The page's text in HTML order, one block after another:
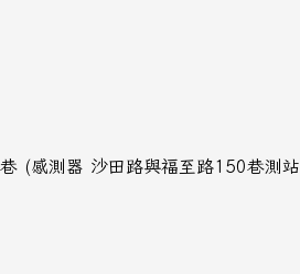
(感測器 沙田路與福至路150巷測站